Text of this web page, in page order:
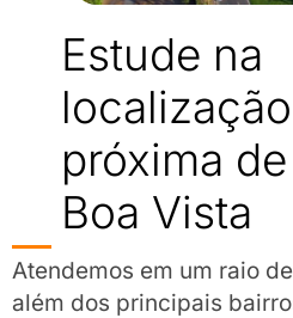
Estude na
próxima
Boa Vista
Atendemos em um raio
além dos principais